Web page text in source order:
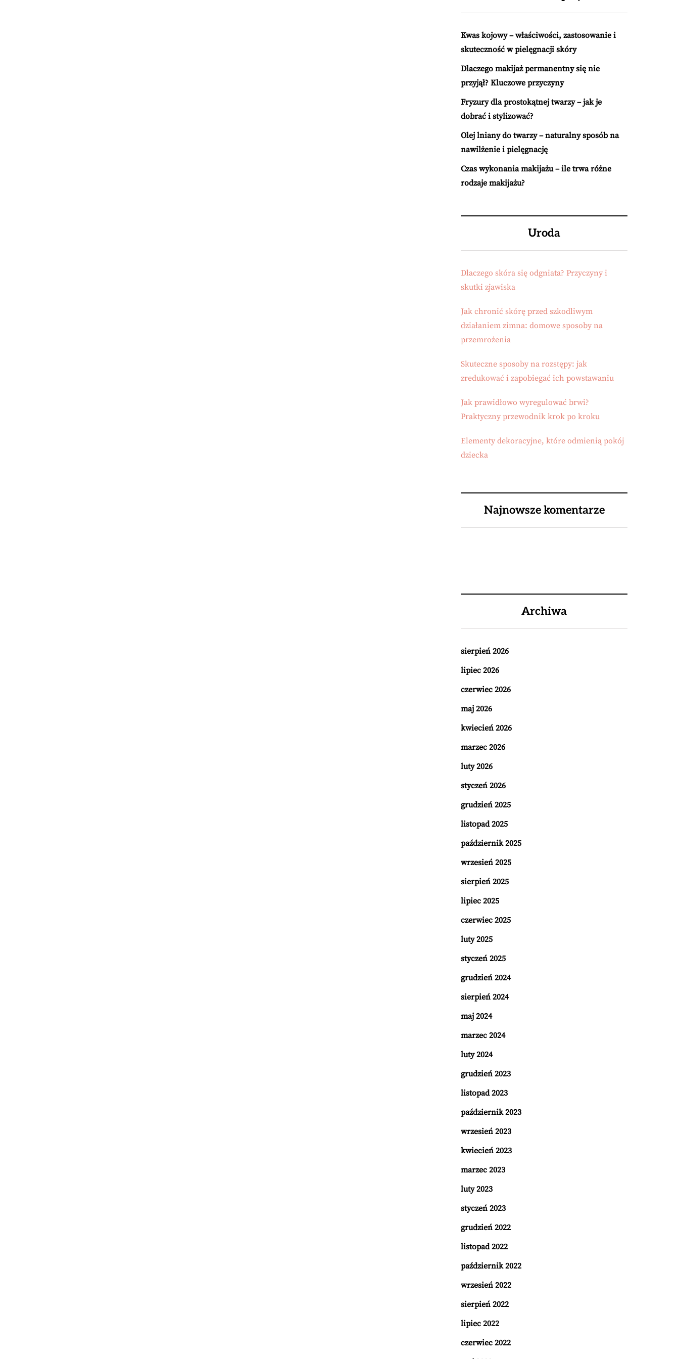
Kwas kojowy – właściwości, zastosowanie i
skuteczność w pielęgnacji skóry
Dlaczego makijaż permanentny się nie
przyjął? Kluczowe przyczyny
Fryzury dla prostokątnej twarzy – jak je
dobrać i stylizować?
Olej lniany do twarzy – naturalny sposób na
nawilżenie i pielęgnację
Czas wykonania makijażu – ile trwa różne
rodzaje makijażu?
Uroda
Dlaczego skóra się odgniata? Przyczyny i
skutki zjawiska
Jak chronić skórę przed szkodliwym
działaniem zimna: domowe sposoby na
przemrożenia
Skuteczne sposoby na rozstępy: jak
zredukować i zapobiegać ich powstawaniu
Jak prawidłowo wyregulować brwi?
Praktyczny przewodnik krok po kroku
Elementy dekoracyjne, które odmienią pokój
dziecka
Najnowsze komentarze
Archiwa
sierpień 2026
lipiec 2026
czerwiec 2026
maj 2026
kwiecień 2026
marzec 2026
luty 2026
styczeń 2026
grudzień 2025
listopad 2025
październik 2025
wrzesień 2025
sierpień 2025
lipiec 2025
czerwiec 2025
luty 2025
styczeń 2025
grudzień 2024
sierpień 2024
maj 2024
marzec 2024
luty 2024
grudzień 2023
listopad 2023
październik 2023
wrzesień 2023
kwiecień 2023
marzec 2023
luty 2023
styczeń 2023
grudzień 2022
listopad 2022
październik 2022
wrzesień 2022
sierpień 2022
lipiec 2022
czerwiec 2022